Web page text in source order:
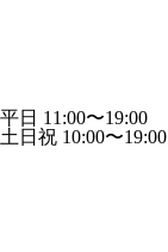
平日 11:00〜19:00
土日祝 10:00〜19:00